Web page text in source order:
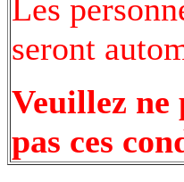
Les
seront
Veuillez ne
pas ces